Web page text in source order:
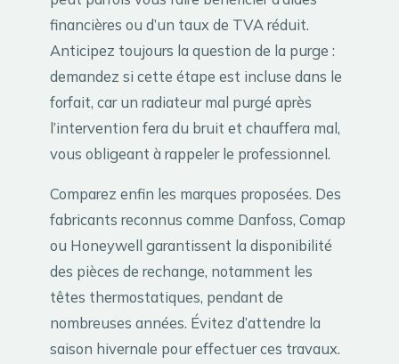
financières ou d’un taux de TVA réduit.
Anticipez toujours la question de la purge :
demandez si cette étape est incluse dans le
forfait, car un radiateur mal purgé après
l’intervention fera du bruit et chauffera mal,
vous obligeant à rappeler le professionnel.
Comparez enfin les marques proposées. Des
fabricants reconnus comme Danfoss, Comap
ou Honeywell garantissent la disponibilité
des pièces de rechange, notamment les
têtes thermostatiques, pendant de
nombreuses années. Évitez d’attendre la
saison hivernale pour effectuer ces travaux.